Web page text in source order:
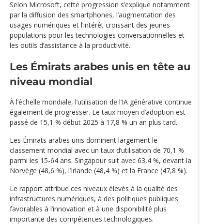
Selon Microsoft, cette progression s’explique notamment
par la diffusion des smartphones, l’augmentation des
usages numériques et l’intérêt croissant des jeunes
populations pour les technologies conversationnelles et
les outils d’assistance à la productivité.
Les Émirats arabes unis en tête au
niveau mondial
À l’échelle mondiale, l’utilisation de l’IA générative continue
également de progresser. Le taux moyen d’adoption est
passé de 15,1 % début 2025 à 17,8 % un an plus tard.
Les Émirats arabes unis dominent largement le
classement mondial avec un taux d’utilisation de 70,1 %
parmi les 15-64 ans. Singapour suit avec 63,4 %, devant la
Norvège (48,6 %), l’Irlande (48,4 %) et la France (47,8 %).
Le rapport attribue ces niveaux élevés à la qualité des
infrastructures numériques, à des politiques publiques
favorables à l’innovation et à une disponibilité plus
importante des compétences technologiques.